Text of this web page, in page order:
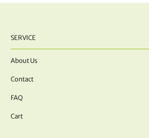
SERVICE
About Us
Contact
FAQ
Cart